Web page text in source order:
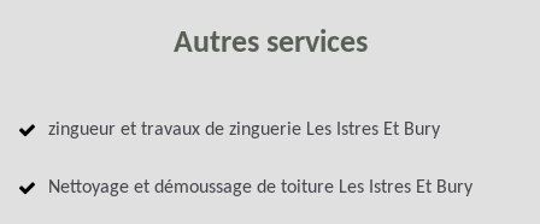
Autres services
zingueur et travaux de zinguerie Les Istres Et Bury
Nettoyage et démoussage de toiture Les Istres Et Bury